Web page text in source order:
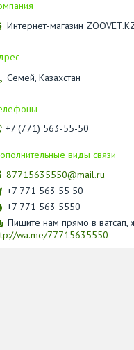
Интернет-магазин
Семей, Казахстан
+7 (771) 563-55-50
87715635550@mail.ru
+7 771 563 55 50
+7 771 563 5550
Пишите нам прямо в ватсап,
wa.me/77715635550